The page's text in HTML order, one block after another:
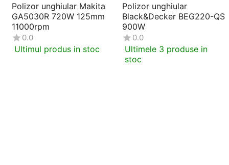
Polizor unghiular Makita
GA5030R 720W 125mm
11000rpm
0.0
Ultimul produs in stoc
Polizor unghiular
Black&Decker BEG220-QS
900W
0.0
Ultimele 3 produse in
stoc